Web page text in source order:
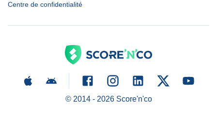
Centre de confidentialité
© 2014 - 2026Score'n'co